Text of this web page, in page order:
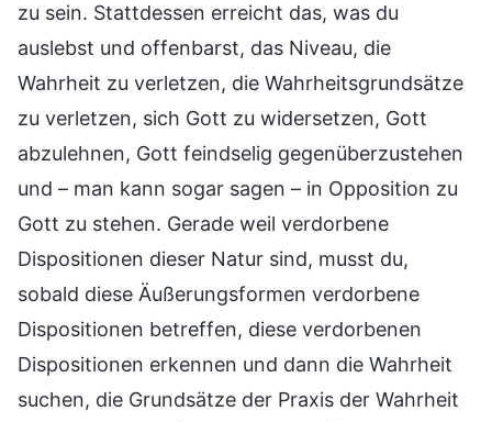
zu sein. Stattdessen erreicht das, was du
auslebst und offenbarst, das Niveau, die
Wahrheit zu verletzen, die Wahrheitsgrundsätze
zu verletzen, sich Gott zu widersetzen, Gott
abzulehnen, Gott feindselig gegenüberzustehen
und – man kann sogar sagen – in Opposition zu
Gott zu stehen. Gerade weil verdorbene
Dispositionen dieser Natur sind, musst du,
sobald diese Äußerungsformen verdorbene
Dispositionen betreffen, diese verdorbenen
Dispositionen erkennen und dann die Wahrheit
suchen, die Grundsätze der Praxis der Wahrheit